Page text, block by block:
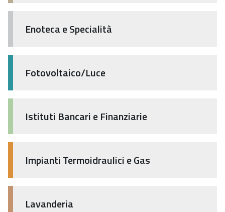
Enoteca e Specialità
Fotovoltaico/Luce
Istituti Bancari e Finanziarie
Impianti Termoidraulici e Gas
Lavanderia